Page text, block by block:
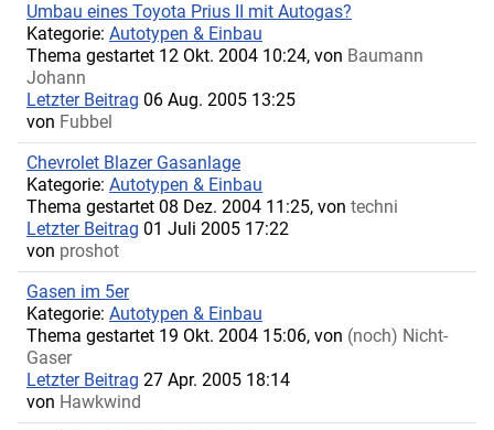
Umbau eines Toyota Prius II mit Autogas?
Kategorie: Autotypen & Einbau
Thema gestartet 12 Okt. 2004 10:24, von Baumann
Johann
Letzter Beitrag 06 Aug. 2005 13:25
von Fubbel
Chevrolet Blazer Gasanlage
Kategorie: Autotypen & Einbau
Thema gestartet 08 Dez. 2004 11:25, von techni
Letzter Beitrag 01 Juli 2005 17:22
von proshot
Gasen im 5er
Kategorie: Autotypen & Einbau
Thema gestartet 19 Okt. 2004 15:06, von (noch) Nicht-
Gaser
Letzter Beitrag 27 Apr. 2005 18:14
von Hawkwind